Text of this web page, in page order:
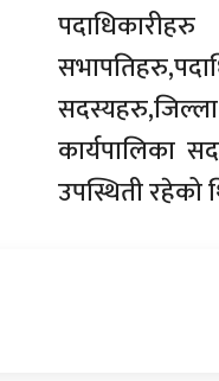
कार्यपालिका
उपस्थिती रहेको